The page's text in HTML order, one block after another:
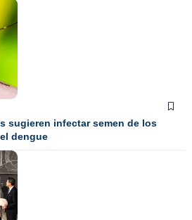
sugieren infectar semen de los
dengue